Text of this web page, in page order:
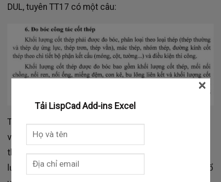
DUL, tuyên TT17 có một câu:
Theo đó, khối lượng cáp DUL được đo bóc tương ứng
với chiều dài của kết cấu, về mặt câu chữ thì chưa
thực sự rõ có tính đoạn dài thêm ở đầu neo vào khối
lượng không (cũng có thể hiểu đoạn này được phân bổ
Tải LispCad Add-ins Excel
×